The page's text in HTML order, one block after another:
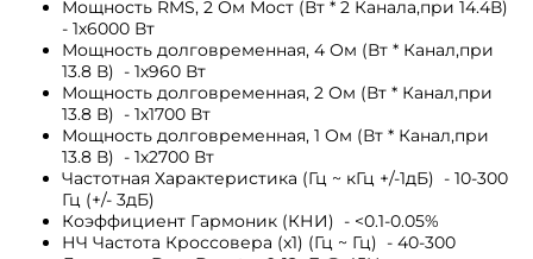
Мощность RMS, 2 Ом Мост (Вт * 2 Канала,при 14.4В)
- 1х6000 Вт
Мощность долговременная, 4 Ом (Вт * Канал,при
13.8 В) - 1х960 Вт
Мощность долговременная, 2 Ом (Вт * Канал,при
13.8 В) - 1х1700 Вт
Мощность долговременная, 1 Ом (Вт * Канал,при
13.8 В) - 1х2700 Вт
Частотная Характеристика (Гц ~ кГц +/-1дБ) - 10-300
Гц (+/- 3дБ)
Коэффициент Гармоник (КНИ) - <0.1-0.05%
НЧ Частота Кроссовера (x1) (Гц ~ Гц) - 40-300